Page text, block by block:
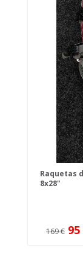
Raquetas
8x28"
169 €